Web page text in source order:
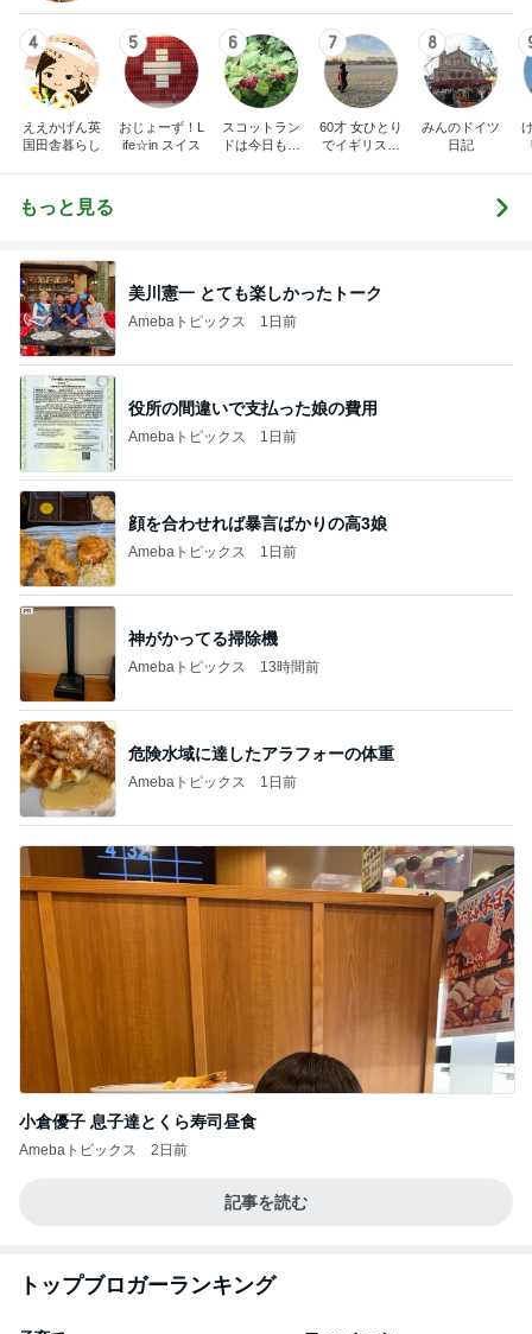
4
ええかげん英
国田舎暮らし
5
おじょーず！L
ife☆in スイス
6
スコットラン
ドは今日も曇
7
60才 女ひとり
でイギリスに
8
みんのドイツ
日記
もっと見る
美川憲一 とても楽しかったトーク
Amebaトピックス 1日前
役所の間違いで支払った娘の費用
Amebaトピックス 1日前
顔を合わせれば暴言ばかりの高3娘
Amebaトピックス 1日前
神がかってる掃除機
Amebaトピックス 13時間前
危険水域に達したアラフォーの体重
Amebaトピックス 1日前
小倉優子 息子達とくら寿司昼食
Amebaトピックス 2日前
記事を読む
トップブロガーランキング